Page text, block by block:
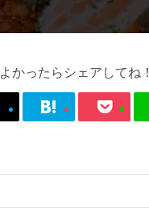
よかったらシェアしてね！